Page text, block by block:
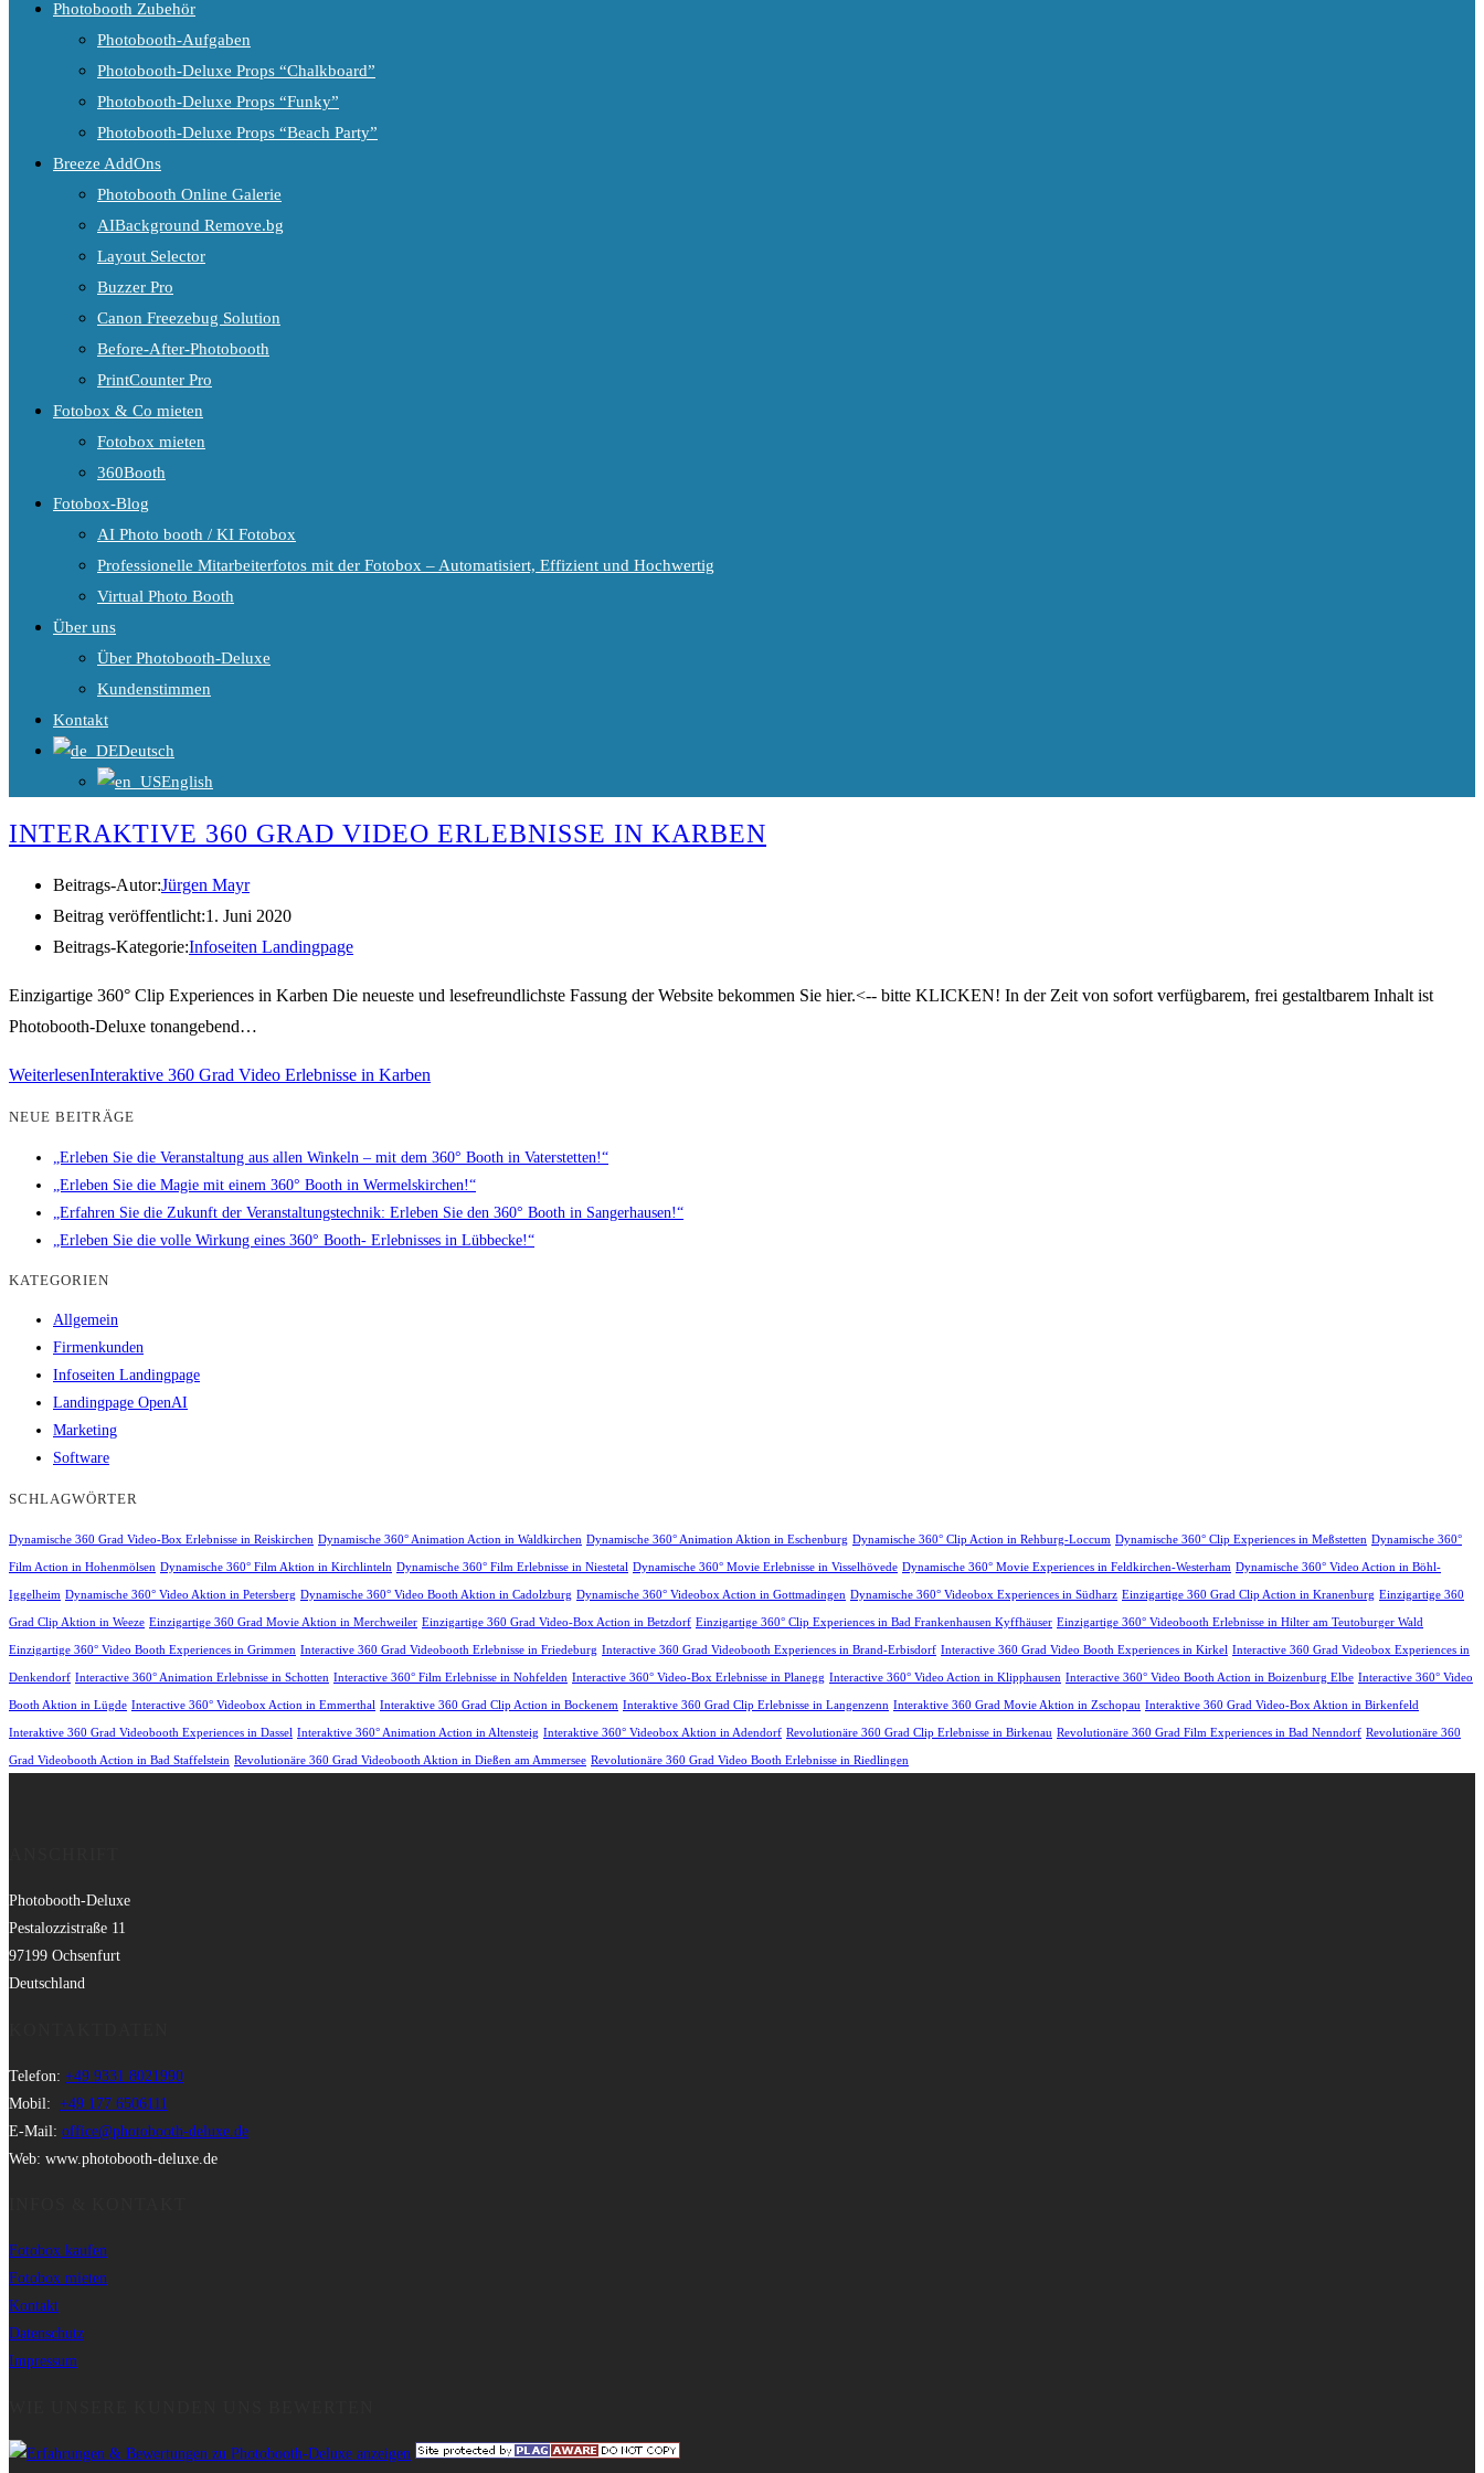
Photobooth Zubehör
Photobooth-Aufgaben
Photobooth-Deluxe Props “Chalkboard”
Photobooth-Deluxe Props “Funky”
Photobooth-Deluxe Props “Beach Party”
Breeze AddOns
Photobooth Online Galerie
AIBackground Remove.bg
Layout Selector
Buzzer Pro
Canon Freezebug Solution
Before-After-Photobooth
PrintCounter Pro
Fotobox & Co mieten
Fotobox mieten
360Booth
Fotobox-Blog
AI Photo booth / KI Fotobox
Professionelle Mitarbeiterfotos mit der Fotobox – Automatisiert, Effizient und Hochwertig
Virtual Photo Booth
Über uns
Über Photobooth-Deluxe
Kundenstimmen
Kontakt
Deutsch
English
INTERAKTIVE 360 GRAD VIDEO ERLEBNISSE IN KARBEN
Beitrags-Autor:Jürgen Mayr
Beitrag veröffentlicht:1. Juni 2020
Beitrags-Kategorie:Infoseiten Landingpage
Einzigartige 360° Clip Experiences in Karben Die neueste und lesefreundlichste Fassung der Website bekommen Sie hier.<-- bitte KLICKEN! In der Zeit von sofort verfügbarem, frei gestaltbarem Inhalt ist
Photobooth-Deluxe tonangebend…
WeiterlesenInteraktive 360 Grad Video Erlebnisse in Karben
NEUE BEITRÄGE
„Erleben Sie die Veranstaltung aus allen Winkeln – mit dem 360° Booth in Vaterstetten!“
„Erleben Sie die Magie mit einem 360° Booth in Wermelskirchen!“
„Erfahren Sie die Zukunft der Veranstaltungstechnik: Erleben Sie den 360° Booth in Sangerhausen!“
„Erleben Sie die volle Wirkung eines 360° Booth- Erlebnisses in Lübbecke!“
KATEGORIEN
Allgemein
Firmenkunden
Infoseiten Landingpage
Landingpage OpenAI
Marketing
Software
SCHLAGWÖRTER
Dynamische 360 Grad Video-Box Erlebnisse in Reiskirchen Dynamische 360° Animation Action in Waldkirchen Dynamische 360° Animation Aktion in Eschenburg Dynamische 360° Clip Action in Rehburg-Loccum Dynamische 360° Clip Experiences in Meßstetten Dynamische 360°
Film Action in Hohenmölsen Dynamische 360° Film Aktion in Kirchlinteln Dynamische 360° Film Erlebnisse in Niestetal Dynamische 360° Movie Erlebnisse in Visselhövede Dynamische 360° Movie Experiences in Feldkirchen-Westerham Dynamische 360° Video Action in Böhl-
Iggelheim Dynamische 360° Video Aktion in Petersberg Dynamische 360° Video Booth Aktion in Cadolzburg Dynamische 360° Videobox Action in Gottmadingen Dynamische 360° Videobox Experiences in Südharz Einzigartige 360 Grad Clip Action in Kranenburg Einzigartige 360
Grad Clip Aktion in Weeze Einzigartige 360 Grad Movie Aktion in Merchweiler Einzigartige 360 Grad Video-Box Action in Betzdorf Einzigartige 360° Clip Experiences in Bad Frankenhausen Kyffhäuser Einzigartige 360° Videobooth Erlebnisse in Hilter am Teutoburger Wald
Einzigartige 360° Video Booth Experiences in Grimmen Interactive 360 Grad Videobooth Erlebnisse in Friedeburg Interactive 360 Grad Videobooth Experiences in Brand-Erbisdorf Interactive 360 Grad Video Booth Experiences in Kirkel Interactive 360 Grad Videobox Experiences in
Denkendorf Interactive 360° Animation Erlebnisse in Schotten Interactive 360° Film Erlebnisse in Nohfelden Interactive 360° Video-Box Erlebnisse in Planegg Interactive 360° Video Action in Klipphausen Interactive 360° Video Booth Action in Boizenburg Elbe Interactive 360° Video
Booth Aktion in Lügde Interactive 360° Videobox Action in Emmerthal Interaktive 360 Grad Clip Action in Bockenem Interaktive 360 Grad Clip Erlebnisse in Langenzenn Interaktive 360 Grad Movie Aktion in Zschopau Interaktive 360 Grad Video-Box Aktion in Birkenfeld
Interaktive 360 Grad Videobooth Experiences in Dassel Interaktive 360° Animation Action in Altensteig Interaktive 360° Videobox Aktion in Adendorf Revolutionäre 360 Grad Clip Erlebnisse in Birkenau Revolutionäre 360 Grad Film Experiences in Bad Nenndorf Revolutionäre 360
Grad Videobooth Action in Bad Staffelstein Revolutionäre 360 Grad Videobooth Aktion in Dießen am Ammersee Revolutionäre 360 Grad Video Booth Erlebnisse in Riedlingen
Photobooth-Deluxe
Pestalozzistraße 11
97199 Ochsenfurt
Deutschland
Telefon: +49 9331 8021990
Mobil: +49 177 6506111
E-Mail: office@photobooth-deluxe.de
Web: www.photobooth-deluxe.de
Fotobox kaufen
Fotobox mieten
Kontakt
Datenschutz
Impressum